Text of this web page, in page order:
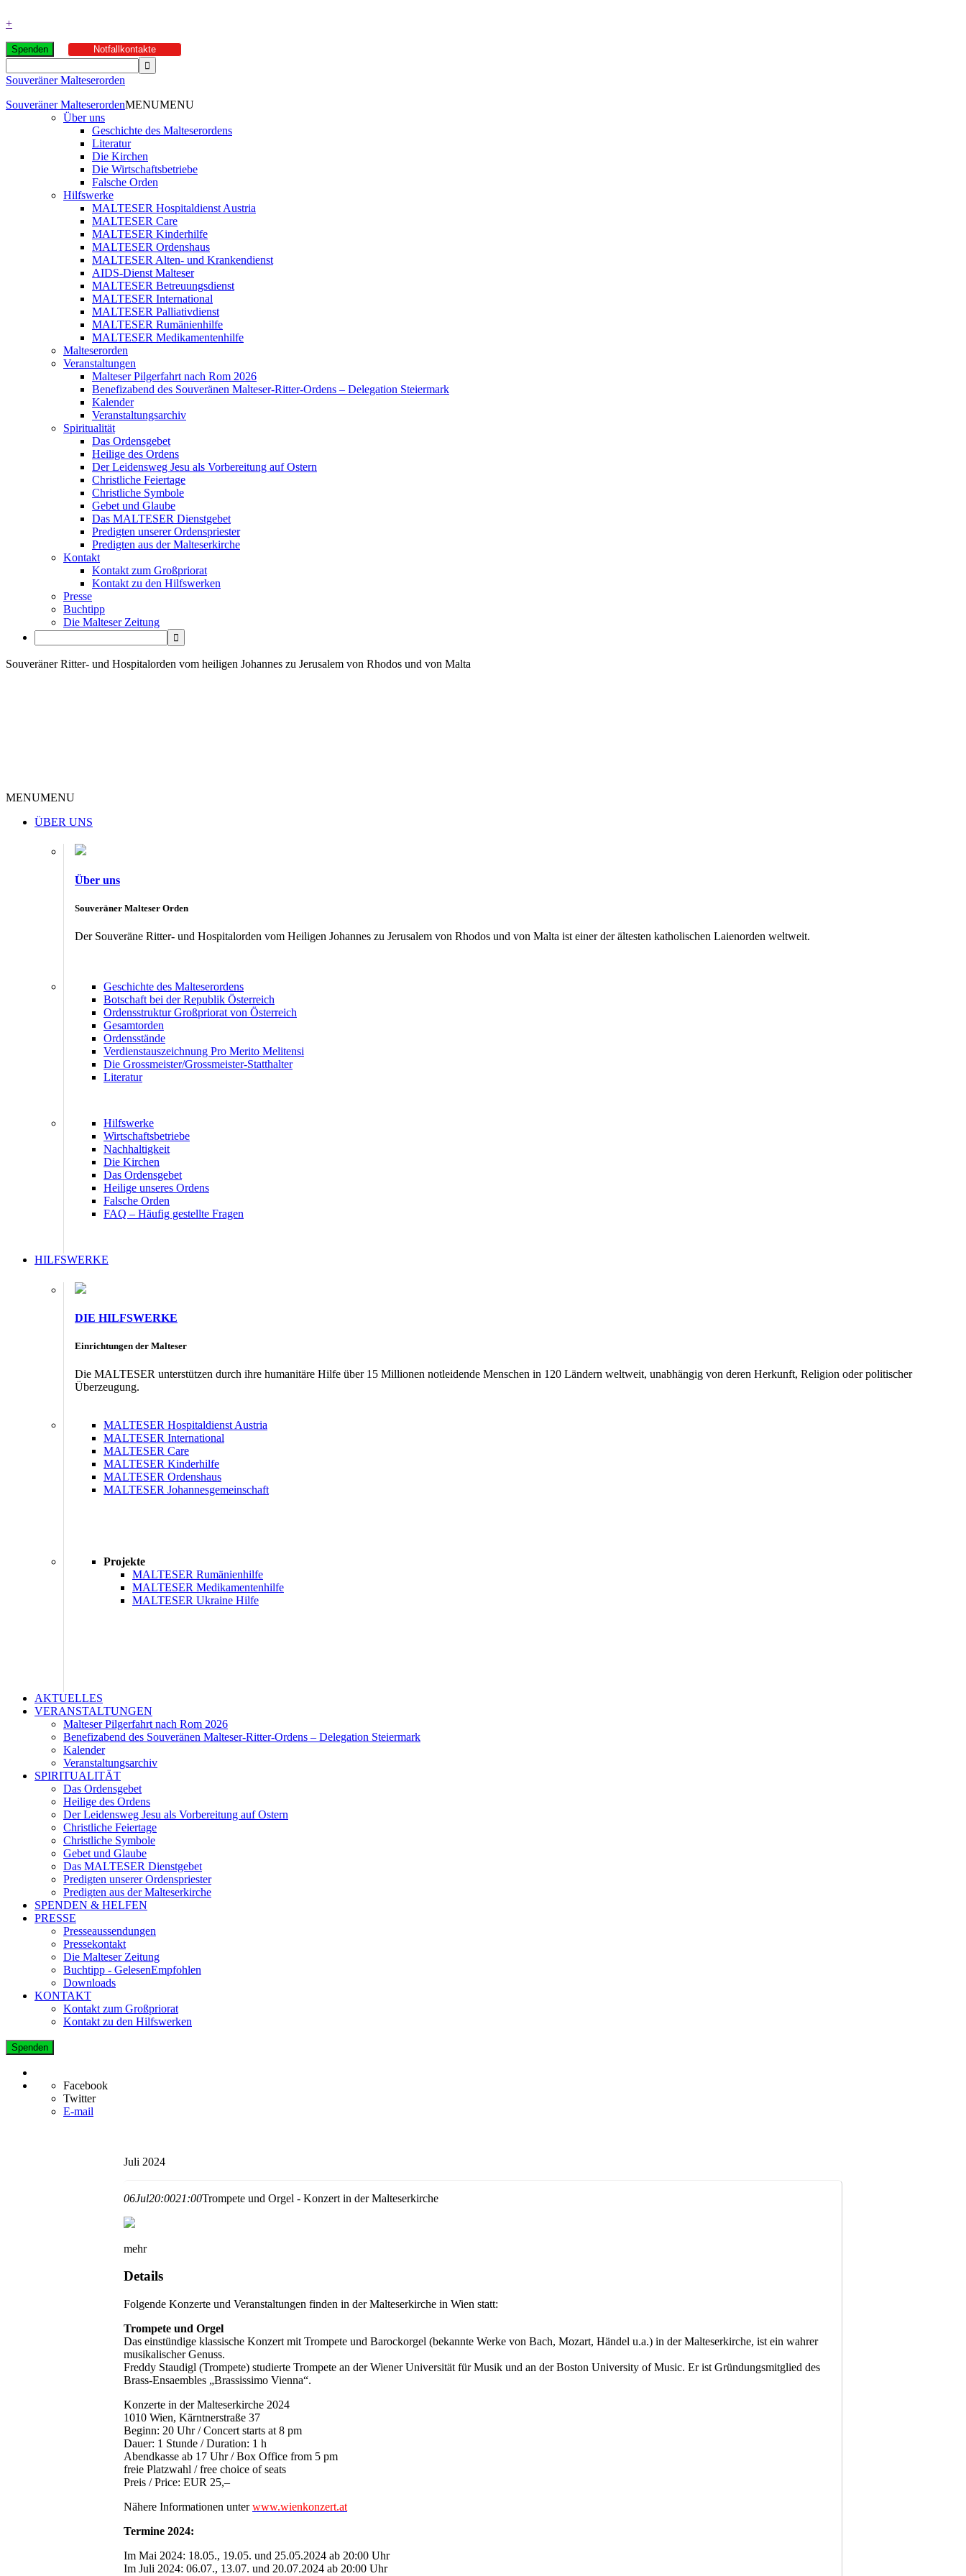
+
Spenden Notfallkontakte
Souveräner Malteserorden
Souveräner MalteserordenMENUMENU
Über uns
Geschichte des Malteserordens
Literatur
Die Kirchen
Die Wirtschaftsbetriebe
Falsche Orden
Hilfswerke
MALTESER Hospitaldienst Austria
MALTESER Care
MALTESER Kinderhilfe
MALTESER Ordenshaus
MALTESER Alten- und Krankendienst
AIDS-Dienst Malteser
MALTESER Betreuungsdienst
MALTESER International
MALTESER Palliativdienst
MALTESER Rumänienhilfe
MALTESER Medikamentenhilfe
Malteserorden
Veranstaltungen
Malteser Pilgerfahrt nach Rom 2026
Benefizabend des Souveränen Malteser-Ritter-Ordens – Delegation Steiermark
Kalender
Veranstaltungsarchiv
Spiritualität
Das Ordensgebet
Heilige des Ordens
Der Leidensweg Jesu als Vorbereitung auf Ostern
Christliche Feiertage
Christliche Symbole
Gebet und Glaube
Das MALTESER Dienstgebet
Predigten unserer Ordenspriester
Predigten aus der Malteserkirche
Kontakt
Kontakt zum Großpriorat
Kontakt zu den Hilfswerken
Presse
Buchtipp
Die Malteser Zeitung
Souveräner Ritter- und Hospitalorden vom heiligen Johannes zu Jerusalem von Rhodos und von Malta
MENUMENU
ÜBER UNS
Über uns
Souveräner Malteser Orden
Der Souveräne Ritter- und Hospitalorden vom Heiligen Johannes zu Jerusalem von Rhodos und von Malta ist einer der ältesten katholischen Laienorden weltweit.
Geschichte des Malteserordens
Botschaft bei der Republik Österreich
Ordensstruktur Großpriorat von Österreich
Gesamtorden
Ordensstände
Verdienstauszeichnung Pro Merito Melitensi
Die Grossmeister/Grossmeister-Statthalter
Literatur
Hilfswerke
Wirtschaftsbetriebe
Nachhaltigkeit
Die Kirchen
Das Ordensgebet
Heilige unseres Ordens
Falsche Orden
FAQ – Häufig gestellte Fragen
HILFSWERKE
DIE HILFSWERKE
Einrichtungen der Malteser
Die MALTESER unterstützen durch ihre humanitäre Hilfe über 15 Millionen notleidende Menschen in 120 Ländern weltweit, unabhängig von deren Herkunft, Religion oder politischer
Überzeugung.
MALTESER Hospitaldienst Austria
MALTESER International
MALTESER Care
MALTESER Kinderhilfe
MALTESER Ordenshaus
MALTESER Johannesgemeinschaft
Projekte
MALTESER Rumänienhilfe
MALTESER Medikamentenhilfe
MALTESER Ukraine Hilfe
AKTUELLES
VERANSTALTUNGEN
Malteser Pilgerfahrt nach Rom 2026
Benefizabend des Souveränen Malteser-Ritter-Ordens – Delegation Steiermark
Kalender
Veranstaltungsarchiv
SPIRITUALITÄT
Das Ordensgebet
Heilige des Ordens
Der Leidensweg Jesu als Vorbereitung auf Ostern
Christliche Feiertage
Christliche Symbole
Gebet und Glaube
Das MALTESER Dienstgebet
Predigten unserer Ordenspriester
Predigten aus der Malteserkirche
SPENDEN & HELFEN
PRESSE
Presseaussendungen
Pressekontakt
Die Malteser Zeitung
Buchtipp - GelesenEmpfohlen
Downloads
KONTAKT
Kontakt zum Großpriorat
Kontakt zu den Hilfswerken
Spenden
Facebook
Twitter
E-mail
Juli 2024
06Jul20:0021:00Trompete und Orgel - Konzert in der Malteserkirche
mehr
Details
Folgende Konzerte und Veranstaltungen finden in der Malteserkirche in Wien statt:
Trompete und Orgel
Das einstündige klassische Konzert mit Trompete und Barockorgel (bekannte Werke von Bach, Mozart, Händel u.a.) in der Malteserkirche, ist ein wahrer
musikalischer Genuss.
Freddy Staudigl (Trompete) studierte Trompete an der Wiener Universität für Musik und an der Boston University of Music. Er ist Gründungsmitglied des
Brass-Ensaembles „Brassissimo Vienna“.
Konzerte in der Malteserkirche 2024
1010 Wien, Kärntnerstraße 37
Beginn: 20 Uhr / Concert starts at 8 pm
Dauer: 1 Stunde / Duration: 1 h
Abendkasse ab 17 Uhr / Box Office from 5 pm
freie Platzwahl / free choice of seats
Preis / Price: EUR 25,–
Nähere Informationen unterwww.wienkonzert.at
Termine 2024:
Im Mai 2024: 18.05., 19.05. und 25.05.2024 ab 20:00 Uhr
Im Juli 2024: 06.07., 13.07. und 20.07.2024 ab 20:00 Uhr